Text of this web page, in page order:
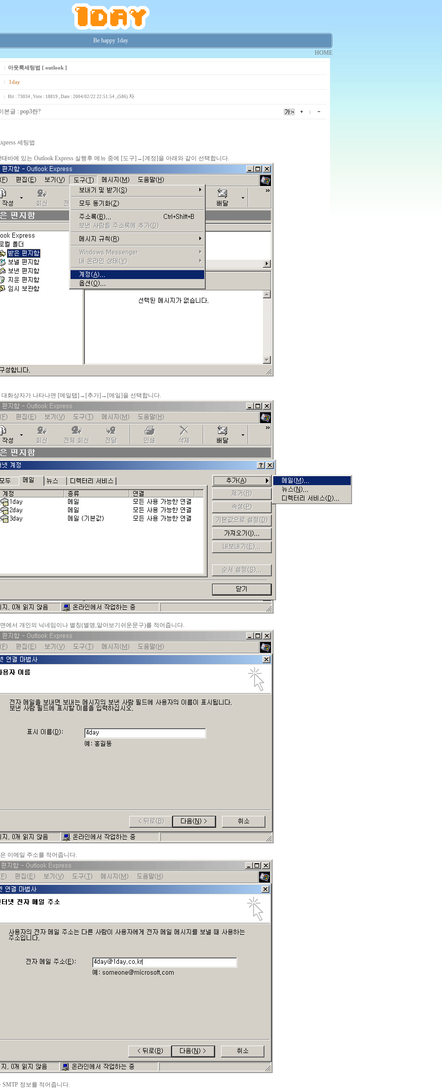
Be happy 1day
HOME
아웃룩세팅법 [ outlook ]
1day
Hit : 73034 , Vote : 18819 , Date : 2004/02/22 22:51:54 , (586) 자
본글 : pop3란?
세팅법
태바에 있는 Outlook Express 실행후 메뉴 중에 [도구]→[계정]을 아래와 같이 선택합니다.
대화상자가 나타나면 [메일탭]→[추가]→[메일]을 선택합니다.
에서 개인의 닉네임이나 별칭(별명,알아보기쉬운문구)를 적어줍니다.
이메일 주소를 적어줍니다.
SMTP 정보를 적어줍니다.